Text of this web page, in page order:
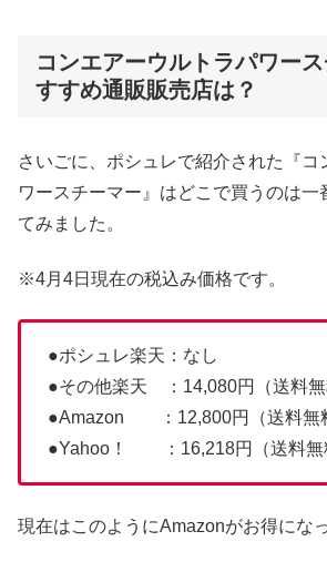
コンエアーウルトラパワー
すすめ通販販売店は？
さいごに、ポシュレで紹介された『コ
ワースチーマー』はどこで買うのは一
てみました。
※4月4日現在の税込み価格です。
●ポシュレ楽天：なし
●その他楽天 ：14,080円（送料無
●Amazon ：12,800円（送料無
●Yahoo！ ：16,218円（送料無
現在はこのようにAmazonがお得にな